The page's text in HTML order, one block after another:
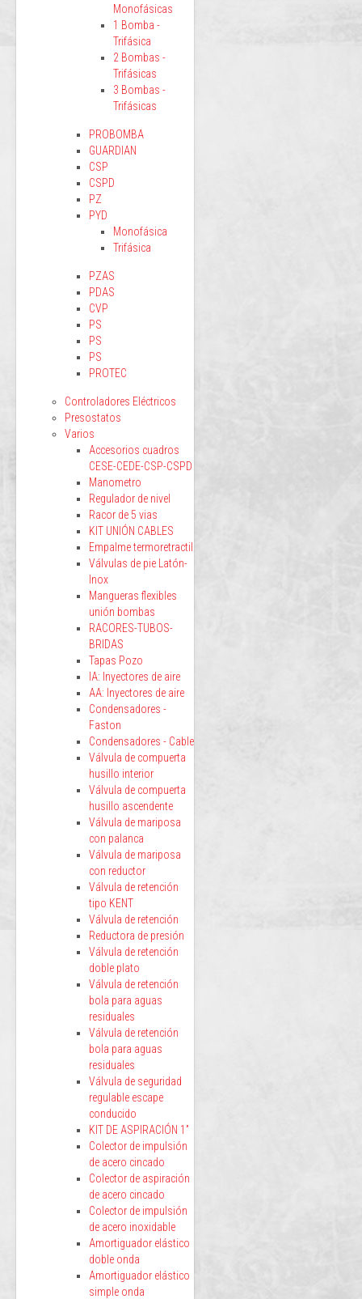
Monofásicas
1 Bomba -
Trifásica
2 Bombas -
Trifásicas
3 Bombas -
Trifásicas
PROBOMBA
GUARDIAN
CSP
CSPD
PZ
PYD
Monofásica
Trifásica
PZAS
PDAS
CVP
PS
PS
PS
PROTEC
Controladores Eléctricos
Presostatos
Varios
Accesorios cuadros
CESE-CEDE-CSP-CSPD
Manometro
Regulador de nivel
Racor de 5 vias
KIT UNIÓN CABLES
Empalme termoretractil
Válvulas de pie Latón-
Inox
Mangueras flexibles
unión bombas
RACORES-TUBOS-
BRIDAS
Tapas Pozo
IA: Inyectores de aire
AA: Inyectores de aire
Condensadores -
Faston
Condensadores - Cable
Válvula de compuerta
husillo interior
Válvula de compuerta
husillo ascendente
Válvula de mariposa
con palanca
Válvula de mariposa
con reductor
Válvula de retención
tipo KENT
Válvula de retención
Reductora de presión
Válvula de retención
doble plato
Válvula de retención
bola para aguas
residuales
Válvula de retención
bola para aguas
residuales
Válvula de seguridad
regulable escape
conducido
KIT DE ASPIRACIÓN 1”
Colector de impulsión
de acero cincado
Colector de aspiración
de acero cincado
Colector de impulsión
de acero inoxidable
Amortiguador elástico
doble onda
Amortiguador elástico
simple onda